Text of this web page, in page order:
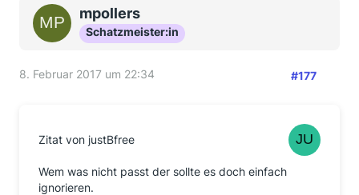
mpollers
Schatzmeister:in
8. Februar 2017 um 22:34 #177
Zitat von justBfree
Wem was nicht passt der sollte es doch einfach
ignorieren.